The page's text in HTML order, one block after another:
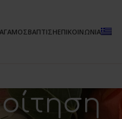
ΓΑΜΟΣΒΑΠΤΙΣΗΕΠΙΚΟΙΝΩΝΙΑ